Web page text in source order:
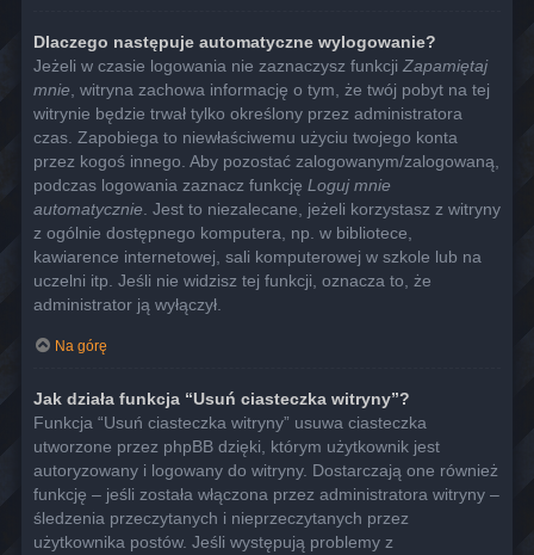
Dlaczego następuje automatyczne wylogowanie?
Jeżeli w czasie logowania nie zaznaczysz funkcji Zapamiętaj
mnie , witryna zachowa informację o tym, że twój pobyt na tej
witrynie będzie trwał tylko określony przez administratora
czas. Zapobiega to niewłaściwemu użyciu twojego konta
przez kogoś innego. Aby pozostać zalogowanym/zalogowaną,
podczas logowania zaznacz funkcję Loguj mnie
automatycznie . Jest to niezalecane, jeżeli korzystasz z witryny
z ogólnie dostępnego komputera, np. w bibliotece,
kawiarence internetowej, sali komputerowej w szkole lub na
uczelni itp. Jeśli nie widzisz tej funkcji, oznacza to, że
administrator ją wyłączył.
Na górę
Jak działa funkcja “Usuń ciasteczka witryny”?
Funkcja “Usuń ciasteczka witryny” usuwa ciasteczka
utworzone przez phpBB dzięki, którym użytkownik jest
autoryzowany i logowany do witryny. Dostarczają one również
funkcję – jeśli została włączona przez administratora witryny –
śledzenia przeczytanych i nieprzeczytanych przez
użytkownika postów. Jeśli występują problemy z